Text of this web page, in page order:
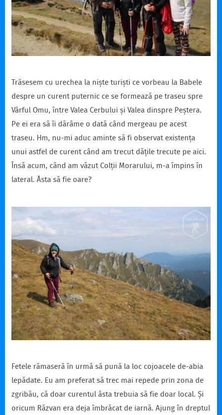
Trăsesem cu urechea la niște turiști ce vorbeau la Babele
despre un curent puternic ce se formează pe traseu spre
Vârful Omu, între Valea Cerbului și Valea dinspre Peștera.
Pe ei era să îi dărâme o dată când mergeau pe acest
traseu. Hm, nu-mi aduc aminte să fi observat existența
unui astfel de curent când am trecut dățile trecute pe aici.
Însă acum, când am văzut Colții Morarului, m-a împins în
lateral. Ăsta să fie oare?
Fetele rămaseră în urmă să pună la loc cojoacele de-abia
lepădate. Eu am preferat să trec mai repede prin zona de
zgribău, că doar curentul ăsta trebuia să fie doar local. Și
oricum Răzvan era deja îmbrăcat de iarnă. Ajung în dreptul